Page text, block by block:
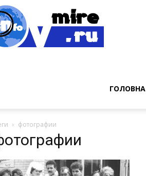
ГОЛОВНА
фотографии